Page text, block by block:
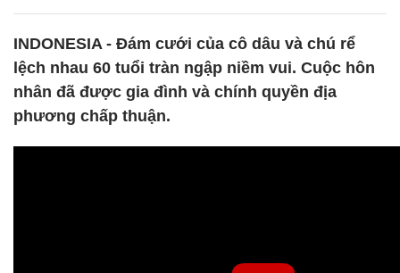
INDONESIA - Đám cưới của cô dâu và chú rể
lệch nhau 60 tuổi tràn ngập niềm vui. Cuộc hôn
nhân đã được gia đình và chính quyền địa
phương chấp thuận.